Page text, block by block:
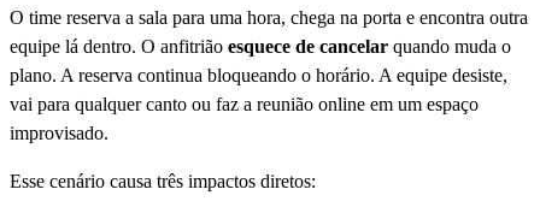
O time reserva a sala para uma hora, chega na porta e encontra outra
equipe lá dentro. O anfitrião esquece de cancelar quando muda o
plano. A reserva continua bloqueando o horário. A equipe desiste,
vai para qualquer canto ou faz a reunião online em um espaço
improvisado.
Esse cenário causa três impactos diretos: